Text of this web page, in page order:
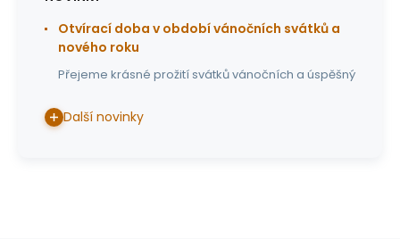
Otvírací doba v období vánočních svátků a
nového roku
Přejeme krásné prožití svátků vánočních a úspěšný
Další novinky